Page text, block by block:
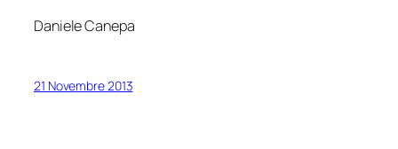
Daniele Canepa
21 Novembre 2013